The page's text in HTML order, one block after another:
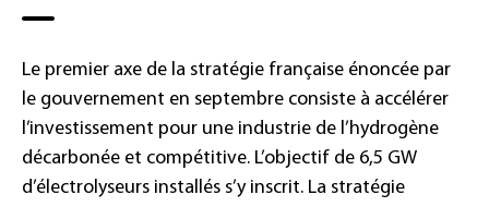
Le premier axe de la stratégie française énoncée par
le gouvernement en septembre consiste à accélérer
l’investissement pour une industrie de l’hydrogène
décarbonée et compétitive. L’objectif de 6,5 GW
d’électrolyseurs installés s’y inscrit. La stratégie